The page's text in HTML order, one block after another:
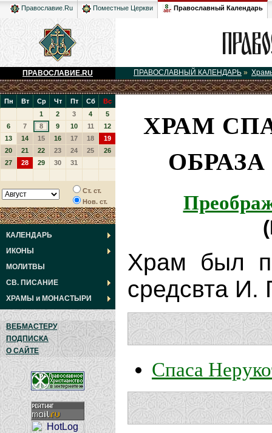
Православие.Ru Поместные Церкви Православный Календарь
ПРАВОСЛАВИЕ.RU ПРАВОСЛАВНЫЙ КАЛЕНДАРЬ »
Пн Вт Ср Чт Пт Сб
Вс
1
2 3 4
5
6
7 8 9 10 11
12
13
14 15 16 17 18
19
20
21 22 23 24 25
26
27
28 29 30 31
Ст. ст.
Нов. ст.
КАЛЕНДАРЬ
ИКОНЫ
МОЛИТВЫ
СВ. ПИСАНИЕ
ХРАМЫ и МОНАСТЫРИ
ВЕБМАСТЕРУ
ПОДПИСКА
О САЙТЕ
ХРАМ
Храм был
средсвта И.
Спаса